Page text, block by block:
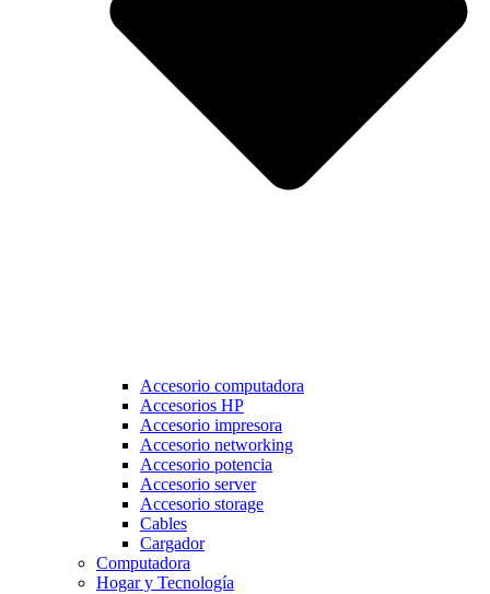
Accesorio computadora
Accesorios HP
Accesorio impresora
Accesorio networking
Accesorio potencia
Accesorio server
Accesorio storage
Cables
Cargador
Computadora
Hogar y Tecnología